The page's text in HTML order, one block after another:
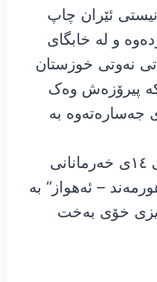
ئێران چاپ
و لە خابگای
نەوتی خوزستان
پیرۆزەش وەک
جەسارەتەوە بە
بەداخەوە هاوڕێ جەماڵ لە ڕیکەوتی ١٤ی خەرمانانی
هورمەند – ئەهواز” بە
خۆی بەخت